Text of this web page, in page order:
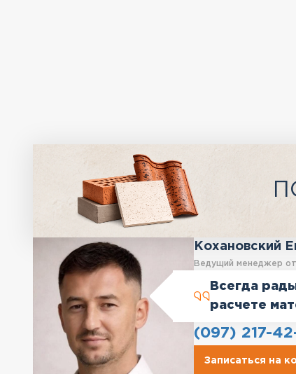
Кохановский
Ведущий менеджер
Всегда
расчете
(097) 217-
Записаться на